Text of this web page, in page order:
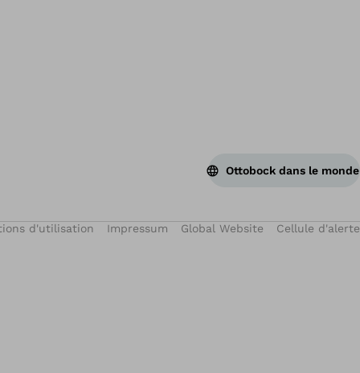
Ottobock dans le monde
d'utilisation Impressum Global Website Cellule d'alerte